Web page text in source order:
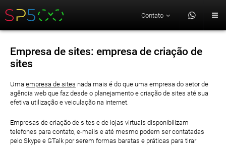
Contato
Empresa de sites: empresa de criação de
sites
Uma empresa de sites nada mais é do que uma empresa do setor de
agência web que faz desde o planejamento e criação de sites até sua
efetiva utilização e veiculação na internet.
Empresas de criação de sites e de lojas virtuais disponibilizam
telefones para contato, e-mails e até mesmo podem ser contatadas
pelo Skype e GTalk por serem formas baratas e práticas para tirar